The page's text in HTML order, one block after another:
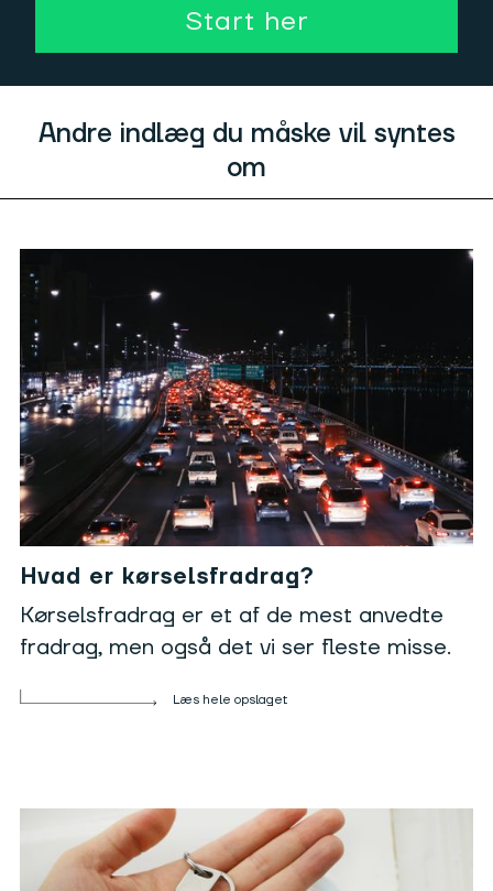
Start her
Andre indlæg du måske vil syntes
om
Hvad er kørselsfradrag?
Kørselsfradrag er et af de mest anvedte
fradrag, men også det vi ser fleste misse.
Læs hele opslaget